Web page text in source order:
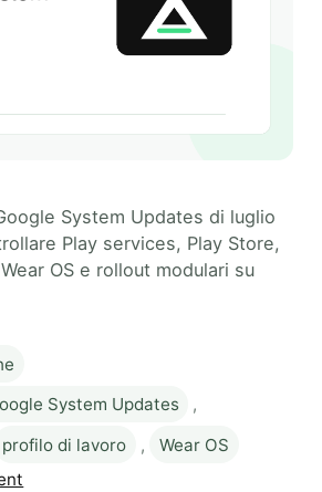
System Updates di luglio
Play services, Play Store,
OS e rollout modulari su
System Updates
,
profilo di lavoro ,
Wear OS